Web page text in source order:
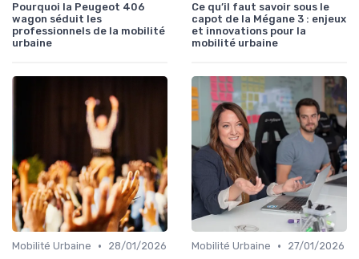
Pourquoi la Peugeot 406
wagon séduit les
professionnels de la mobilité
urbaine
Ce qu’il faut savoir sous le
capot de la Mégane 3 : enjeux
et innovations pour la
mobilité urbaine
Mobilité Urbaine •
28/01/2026
Mobilité Urbaine •
27/01/2026